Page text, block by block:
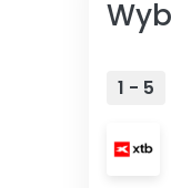
1 - 5